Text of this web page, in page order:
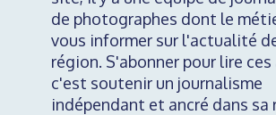
de photographes dont le
vous informer sur l'actualité
région. S'abonner pour lire
c'est soutenir un journalisme
indépendant et ancré dans sa